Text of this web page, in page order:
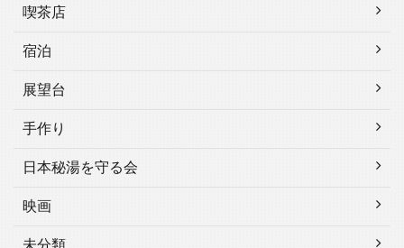
喫茶店
宿泊
展望台
手作り
日本秘湯を守る会
映画
未分類